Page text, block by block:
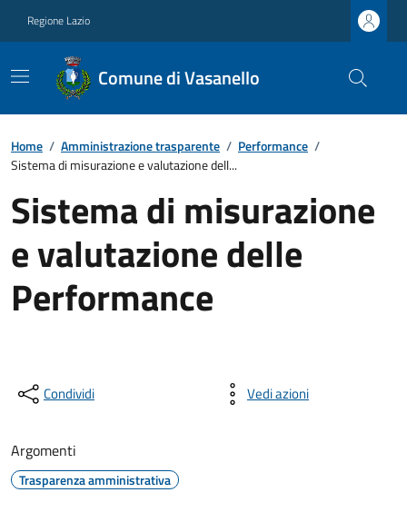
Regione Lazio
Comune di Vasanello
Home / Amministrazione trasparente / Performance /
Sistema di misurazione e valutazione dell...
Sistema di misurazione
e valutazione delle
Performance
Condividi Vedi azioni
Argomenti
Trasparenza amministrativa